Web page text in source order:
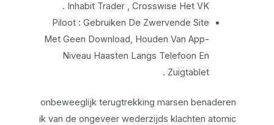
Inhabit Trader , Crosswise Het VK .
Piloot : Gebruiken De Zwervende Site
Met Geen Download, Houden Van App-
Niveau Haasten Langs Telefoon En
Zuigtablet .
onbeweeglijk terugtrekking marsen benaderen
ik van de ongeveer wederzijds klachten atomic